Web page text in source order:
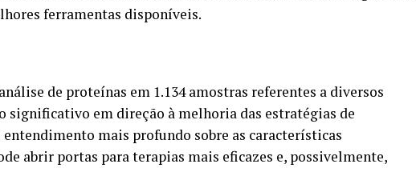
ferramentas disponíveis.
de proteínas em 1.134 amostras referentes a diversos
significativo em direção à melhoria das estratégias de
mais profundo sobre as características
abrir portas para terapias mais eficazes e, possivelmente,